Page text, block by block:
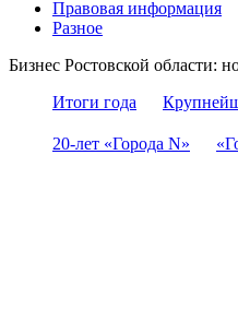
Правовая информация
Разное
Бизнес Ростовской области:
Итоги года
20-лет «Города N»